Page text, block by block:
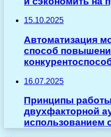
15.10.2025
Автоматизация
способ
16.07.2025
Принципы
двухфакторной
использованием